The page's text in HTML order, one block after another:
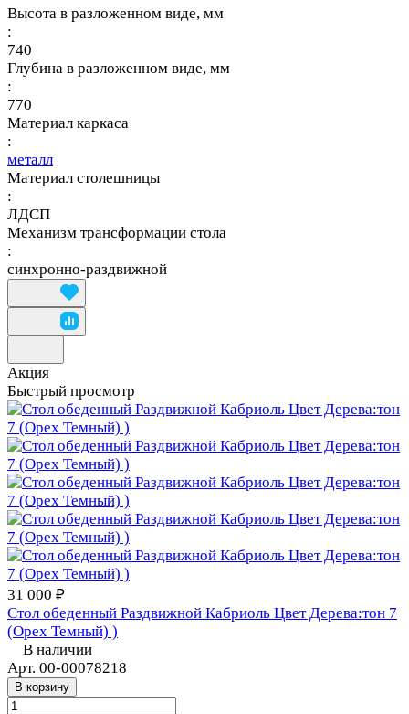
Высота в разложенном виде, мм
:
740
Глубина в разложенном виде, мм
:
770
Материал каркаса
:
металл
Материал столешницы
:
ЛДСП
Механизм трансформации стола
:
синхронно-раздвижной
Акция
Быстрый просмотр
31 000 ₽
Стол обеденный Раздвижной Кабриоль Цвет Дерева:тон 7
(Орех Темный) )
В наличии
Арт. 00-00078218
В корзину